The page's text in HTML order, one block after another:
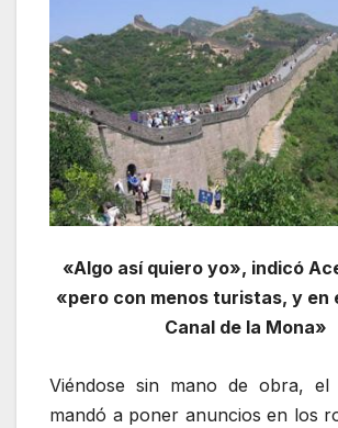
«Algo así quiero yo», indicó
«pero con menos turistas, y en
Canal de la Mona»
Viéndose sin mano de obra, el
mandó a poner anuncios en los